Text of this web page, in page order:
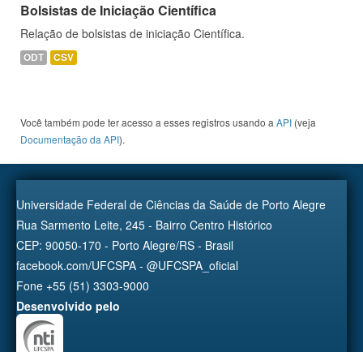
Bolsistas de Iniciação Científica
Relação de bolsistas de iniciação Científica.
ODT CSV
Você também pode ter acesso a esses registros usando a API (veja
Documentação da API).
Universidade Federal de Ciências da Saúde de Porto Alegre
Rua Sarmento Leite, 245 - Bairro Centro Histórico
CEP: 90050-170 - Porto Alegre/RS - Brasil
facebook.com/UFCSPA - @UFCSPA_oficial
Fone +55 (51) 3303-9000
Desenvolvido pelo